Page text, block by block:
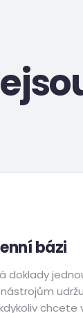
bázi
doklady
chcete